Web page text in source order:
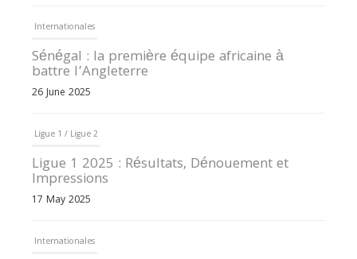
Internationales
Sénégal : la première équipe africaine à
battre l’Angleterre
26 June 2025
Ligue 1 / Ligue 2
Ligue 1 2025 : Résultats, Dénouement et
Impressions
17 May 2025
Internationales